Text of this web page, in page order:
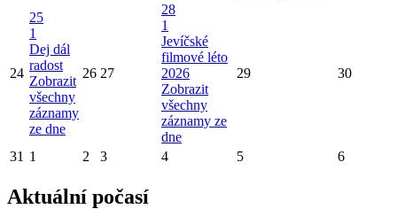
24
25
1
Dej dál
radost
Zobrazit
všechny
záznamy
ze dne
26 27
28
1
Jevíčské
filmové léto
2026
Zobrazit
všechny
záznamy ze
dne
29 30
31 1 2 3 4 5 6
Aktuální počasí